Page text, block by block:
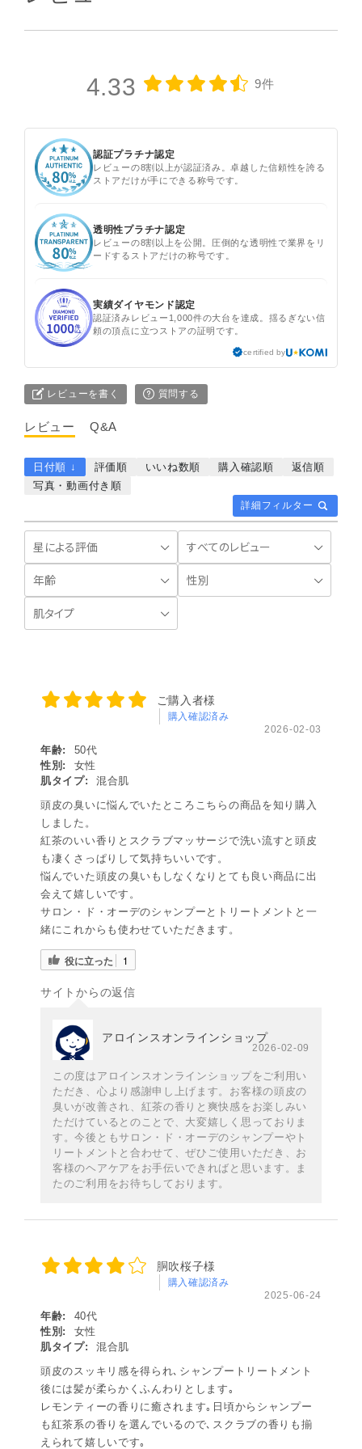
4.33 9件
認証プラチナ認定
レビューの8割以上が認証済み。卓越した信頼性を誇る
ストアだけが手にできる称号です。
透明性プラチナ認定
レビューの8割以上を公開。圧倒的な透明性で業界をリ
ードするストアだけの称号です。
実績ダイヤモンド認定
認証済みレビュー1,000件の大台を達成。揺るぎない信
頼の頂点に立つストアの証明です。
certified by
レビューを書く 質問する
レビュー Q&A
詳細フィルター
日付順 ↓ 評価順 いいね数順 購入確認順
返信順
写真・動画付き順
ご購入者様
購入確認済み
2026-02-03
年齢:
50代
性別:
女性
肌タイプ:
混合肌
頭皮の臭いに悩んでいたところこちらの商品を知り購入
しました。
紅茶のいい香りとスクラブマッサージで洗い流すと頭皮
も凄くさっぱりして気持ちいいです。
悩んでいた頭皮の臭いもしなくなりとても良い商品に出
会えて嬉しいです。
サロン・ド・オーデのシャンプーとトリートメントと一
緒にこれからも使わせていただきます。
役に立った 1
サイトからの返信
アロインスオンラインショップ
2026-02-09
この度はアロインスオンラインショップをご利用い
ただき、心より感謝申し上げます。お客様の頭皮の
臭いが改善され、紅茶の香りと爽快感をお楽しみい
ただけているとのことで、大変嬉しく思っておりま
す。今後ともサロン・ド・オーデのシャンプーやト
リートメントと合わせて、ぜひご使用いただき、お
客様のヘアケアをお手伝いできればと思います。ま
たのご利用をお待ちしております。
胴吹桜子様
購入確認済み
2025-06-24
年齢:
40代
性別:
女性
肌タイプ:
混合肌
頭皮のスッキリ感を得られ､シャンプートリートメント
後には髪が柔らかくふんわりとします｡
レモンティーの香りに癒されます｡日頃からシャンプー
も紅茶系の香りを選んでいるので､スクラブの香りも揃
えられて嬉しいです｡